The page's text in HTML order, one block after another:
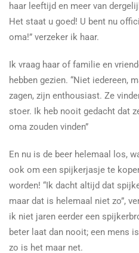
haar leeftijd en meer van
Het staat u goed! U bent nu
oma!” verzeker ik haar.
Ik vraag haar of familie en
hebben gezien. “Niet iedereen,
zagen, zijn enthousiast. Ze
stoer. Ik heb nooit gedacht dat
oma zouden vinden”
En nu is de beer helemaal los,
ook om een spijkerjasje te
worden! “Ik dacht altijd dat
maar dat is helemaal niet zo”,
ik niet jaren eerder een
beter laat dan nooit; een mens
zo is het maar net.